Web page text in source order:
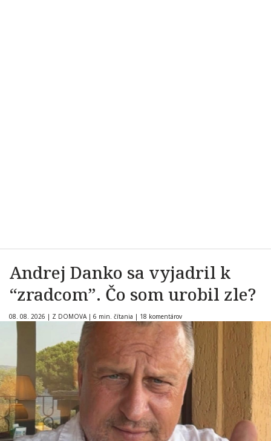
Andrej Danko sa vyjadril k
“zradcom”. Čo som urobil zle?
08. 08. 2026 | Z DOMOVA | 6 min. čítania | 18 komentárov